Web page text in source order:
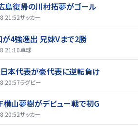
島復帰の川村拓夢がゴール
21:52サッカー
4強進出 兄妹Vまで2勝
21:10卓球
本代表が豪代表に逆転負け
20:57ラグビー
横山夢樹がデビュー戦で初G
20:52サッカー